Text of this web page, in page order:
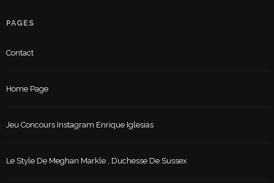
PAGES
Contact
Home Page
Jeu Concours Instagram Enrique Iglesias
Le Style De Meghan Markle , Duchesse De Sussex